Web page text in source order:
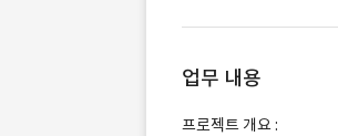
업무 내용
프로젝트 개요 :